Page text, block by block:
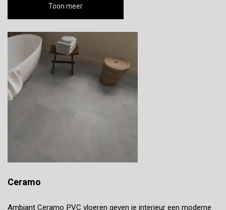
Toon meer
Ceramo
Ambiant Ceramo PVC vloeren geven je interieur een moderne